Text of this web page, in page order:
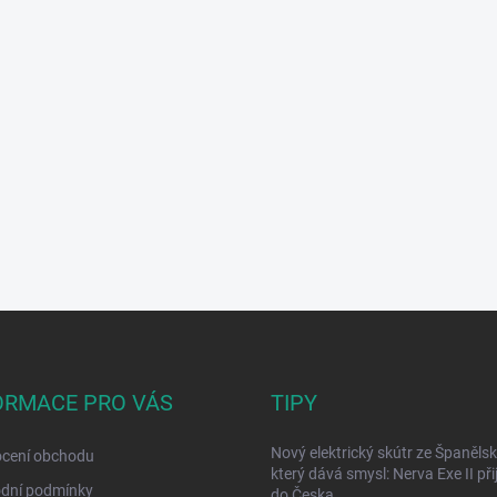
PRO VÁS
obchodu
podmínky
TIPY
Nový elektrický skútr ze
který dává smysl: Nerva Exe II